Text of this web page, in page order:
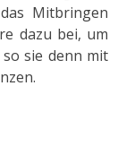
Mitbringen
dazu bei, um
sie denn mit